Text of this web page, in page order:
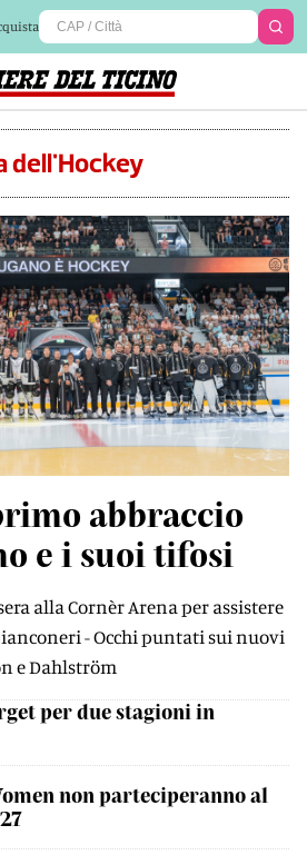
dell'Hockey
abbraccio
e i suoi tifosi
alla Cornèr Arena per assistere
- Occhi puntati sui nuovi
e Dahlström
per due stagioni in
non parteciperanno al